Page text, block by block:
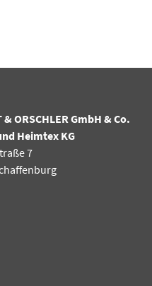
& ORSCHLER GmbH & Co.
Heimtex KG
7